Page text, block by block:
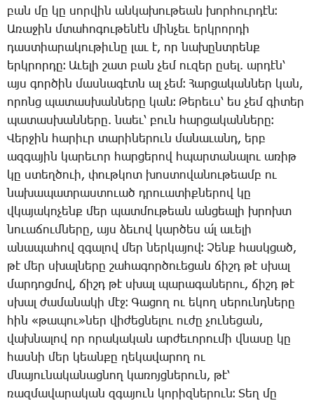
բան մը կը սոր­վին ան­կա­խու­թեան խոր­հուր­դէն։
Ա­ռա­ջին մտա­հո­գու­թե­նէն մին­չեւ երկ­րոր­դի
դաս­տիա­րա­կու­թիւ­նը լաւ է, որ նա­խընտ­րենք
երկ­րոր­դը։ Ա­ւե­լի շատ բան չեմ ու­զեր ը­սել. ար­դէն՝
այս գոր­ծին մաս­նա­գէտն ալ չեմ։ ­Հար­ցա­կան­ներ կան,
ո­րոնց պա­տաս­խան­նե­րը կան։ ­Թե­րեւս՝ ես չեմ գի­տեր
պա­տաս­խան­նե­րը. նաեւ՝ բուն հար­ցա­կան­նե­րը։
­Վեր­ջին հա­րիւր տա­րի­նե­րուն մա­նա­ւանդ, երբ
ազ­գա­յին կա­րե­ւոր հար­ցե­րով հպար­տա­նա­լու ա­ռիթ
կը ստեղ­ծո­ւի, փութ­կոտ խոս­տո­վա­նու­թեամբ ու
նա­խա­պատ­րաս­տո­ւած դրո­ւա­տիք­նե­րով կը
վկա­յա­կո­չենք մեր պատ­մու­թեան ան­ցեա­լի խրոխտ
նո­ւա­ճում­նե­րը, այս ձե­ւով կար­ծես ա՛լ ա­ւե­լի
ա­նա­պա­հով զգա­լով մեր ներ­կա­յով։ ­Չենք հասկ­ցած,
թէ մեր սխալ­նե­րը շա­հա­գոր­ծո­ւե­ցան ճիշդ թէ սխալ
մար­դոց­մով, ճիշդ թէ սխալ պա­րա­գա­նե­րու, ճիշդ թէ
սխալ ժա­մա­նա­կի մէջ։ ­Գա­ցող ու ե­կող սե­րունդ­նե­րը
հին «թա­պու»ներ վի­ժեց­նե­լու ու­ժը չու­նե­ցան,
վախ­նա­լով որ ո­րա­կա­կան ար­ժե­ւո­րու­մի վնա­սը կը
հաս­նի մեր կեան­քը ղե­կա­վա­րող ու
մնա­յու­նա­կա­նաց­նող կա­ռոյց­նե­րուն, թէ՝
ռազ­մա­վա­րա­կան զգա­յուն կո­րիզ­նե­րուն։ ­Տեղ մը